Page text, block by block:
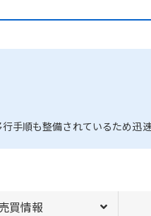
順も整備されているため迅速
買情報